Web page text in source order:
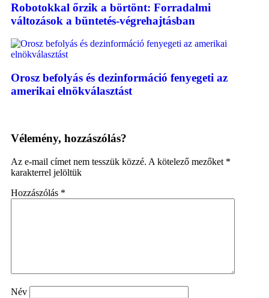
Robotokkal őrzik a börtönt: Forradalmi
változások a büntetés-végrehajtásban
Orosz befolyás és dezinformáció fenyegeti az
amerikai elnökválasztást
Vélemény, hozzászólás?
Az e-mail címet nem tesszük közzé. A kötelező mezőket *
karakterrel jelöltük
Hozzászólás *
Név